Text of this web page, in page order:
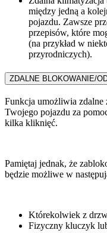
między jedną a
pojazdu. Zawsze
przepisów, które
(na przykład w
przyrodniczych).
ZDALNE BLOKOWANIE/
Funkcja umożliwia
Twojego pojazdu za
kilka kliknięć.
Pamiętaj jednak, że
będzie możliwe w
Którekolwiek z
Fizyczny kluczyk